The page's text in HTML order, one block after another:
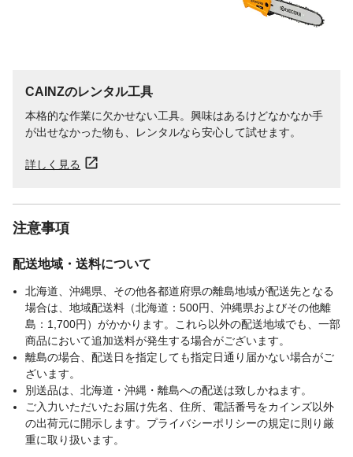
CAINZのレンタル工具
本格的な作業に欠かせない工具。興味はあるけどなかなか手
が出せなかった物も、レンタルなら安心して試せます。
詳しく見る
注意事項
配送地域・送料について
北海道、沖縄県、その他各都道府県の離島地域が配送先となる
場合は、地域配送料（北海道：500円、沖縄県およびその他離
島：1,700円）がかかります。これら以外の配送地域でも、一部
商品において追加送料が発生する場合がございます。
離島の場合、配送日を指定しても指定日通り届かない場合がご
ざいます。
別送品は、北海道・沖縄・離島への配送は致しかねます。
ご入力いただいたお届け先名、住所、電話番号をカインズ以外
の出荷元に開示します。プライバシーポリシーの規定に則り厳
重に取り扱います。